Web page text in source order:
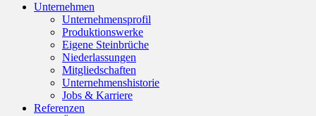
Unternehmen
Unternehmensprofil
Produktionswerke
Eigene Steinbrüche
Niederlassungen
Mitgliedschaften
Unternehmenshistorie
Jobs & Karriere
Referenzen